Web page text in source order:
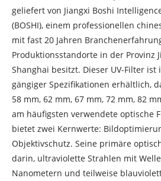
geliefert von Jiangxi Boshi
(BOSHI), einem professionellen
mit fast 20 Jahren
Produktionsstandorte in der Provinz
Shanghai besitzt. Dieser UV-Filter
gängiger Spezifikationen erhältlich,
58 mm, 62 mm, 67 mm, 72 mm, 82
am häufigsten verwendete optische
bietet zwei Kernwerte:
Objektivschutz. Seine primäre
darin, ultraviolette Strahlen mit
Nanometern und teilweise